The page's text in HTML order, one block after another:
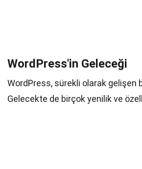
WordPress'in Geleceği
WordPress, sürekli olarak gelişen
Gelecekte de birçok yenilik ve